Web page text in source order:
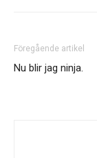
Föregående artikel
Nu blir jag ninja.